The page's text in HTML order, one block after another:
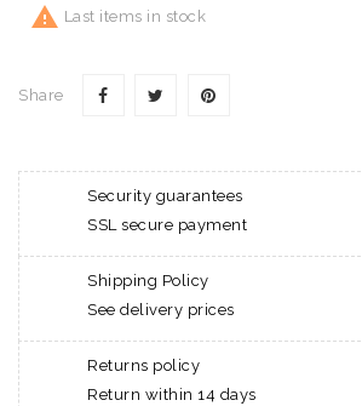
 Last items in stock
Share
Security guarantees
SSL secure payment
Shipping Policy
See delivery prices
Returns policy
Return within 14 days